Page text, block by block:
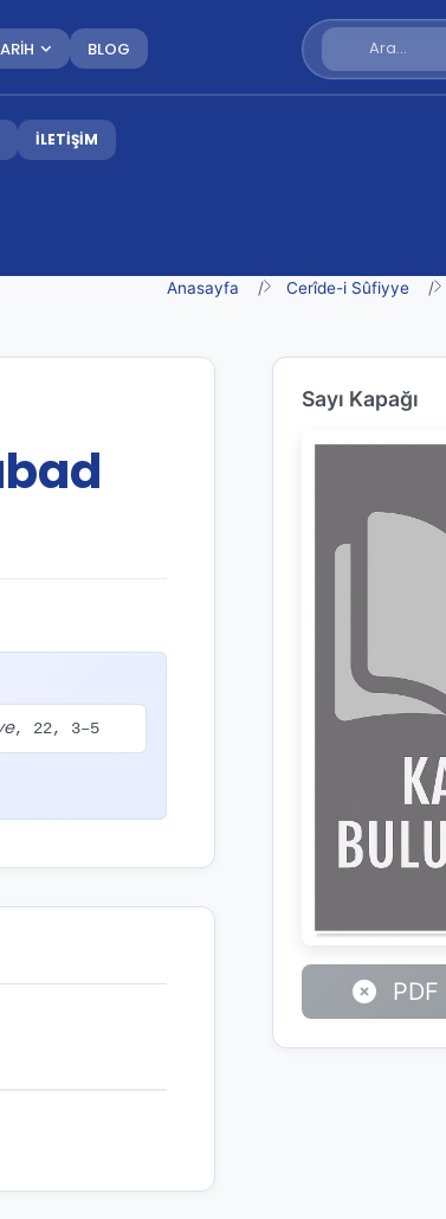
BLOG
İLETİŞİM
Anasayfa Cerîde-i Sûfiyye
, 22, 3–5
Sayı Kapağı